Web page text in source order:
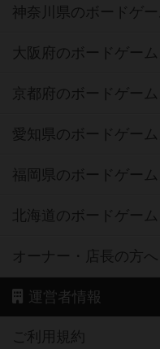
神奈川県のボードゲ
大阪府のボードゲー
京都府のボードゲー
愛知県のボードゲーム
福岡県のボードゲーム
北海道のボードゲー
オーナー・店長の方へ
運営者情報
ご利用規約